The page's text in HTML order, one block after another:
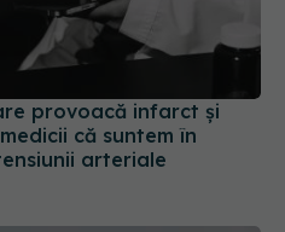
provoacă infarct și
că suntem în
arteriale